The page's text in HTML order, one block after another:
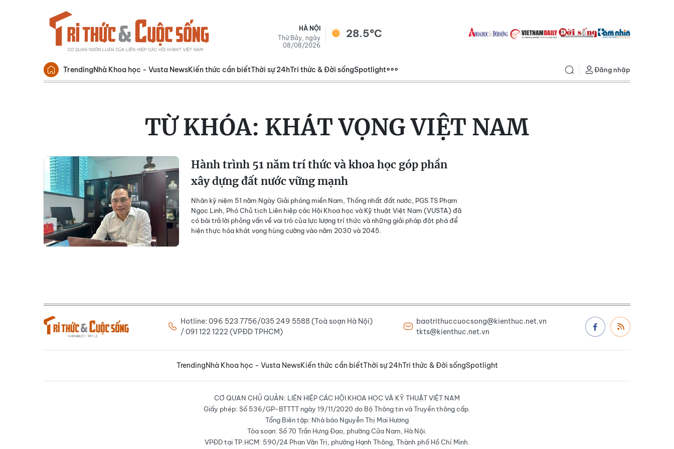
HÀ NỘI
Thứ Bảy, ngày
08/08/2026
28.5°C
TrendingNhà Khoa học - Vusta NewsKiến thức cần biếtThời sự 24hTri thức & Đời sốngSpotlight Đăng nhập
TỪ KHÓA: KHÁT VỌNG VIỆT NAM
Hành trình 51 năm trí thức và khoa học góp phần
xây dựng đất nước vững mạnh
Nhân kỷ niệm 51 năm Ngày Giải phóng miền Nam, Thống nhất đất nước, PGS.TS Phạm
Ngọc Linh, Phó Chủ tịch Liên hiệp các Hội Khoa học và Kỹ thuật Việt Nam (VUSTA) đã
có bài trả lời phỏng vấn về vai trò của lực lượng trí thức và những giải pháp đột phá để
hiện thực hóa khát vọng hùng cường vào năm 2030 và 2045.
Hotline: 096 523 7756/035 249 5588 (Toà soạn Hà Nội)
/ 091 122 1222 (VPĐD TPHCM)
baotrithuccuocsong@kienthuc.net.vn
tkts@kienthuc.net.vn
TrendingNhà Khoa học - Vusta NewsKiến thức cần biếtThời sự 24hTri thức & Đời sốngSpotlight
CƠ QUAN CHỦ QUẢN: LIÊN HIỆP CÁC HỘI KHOA HỌC VÀ KỸ THUẬT VIỆT NAM
Giấy phép: Số 536/GP-BTTTT ngày 19/11/2020 do Bộ Thông tin và Truyền thông cấp.
Tổng Biên tập: Nhà báo Nguyễn Thị Mai Hương
Tòa soạn: Số 70 Trần Hưng Đạo, phường Cửa Nam, Hà Nội.
VPĐD tại TP.HCM: 590/24 Phan Văn Trị, phường Hạnh Thông, Thành phố Hồ Chí Minh.